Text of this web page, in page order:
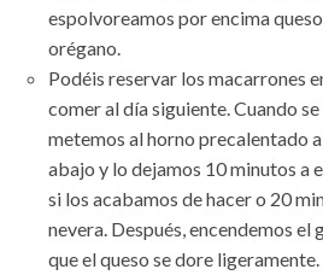
espolvoreamos por encima
orégano.
Podéis reservar los macarrones
comer al día siguiente. Cuando
metemos al horno precalentado
abajo y lo dejamos 10 minutos a
si los acabamos de hacer o 20
nevera. Después, encendemos el
que el queso se dore ligeramente.